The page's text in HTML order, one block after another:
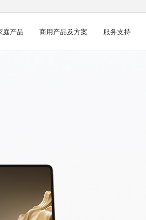
庭产品 商用产品及方案 服务支持